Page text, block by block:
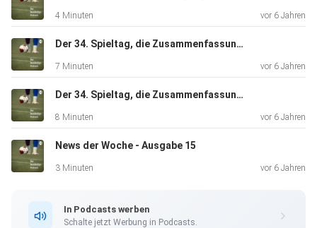
️ Stuttgart gegen Sandhausen
️ Kiel gegen Dresden
️ Bielefeld gegen Darmstadt
Instagram
4 Minuten vor 6 Jahren
Der 34. Spieltag, die Zusammenfassung - 2. Bundesliga
7 Minuten vor 6 Jahren
Der 34. Spieltag, die Zusammenfassung - 1. Bundesliga
8 Minuten vor 6 Jahren
News der Woche - Ausgabe 15
3 Minuten vor 6 Jahren
In Podcasts werben
Schalte jetzt Werbung in Podcasts.